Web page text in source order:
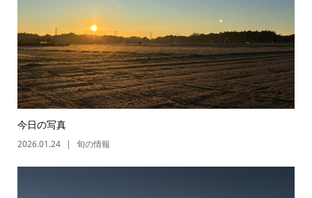
今日の写真
2026.01.24 旬の情報